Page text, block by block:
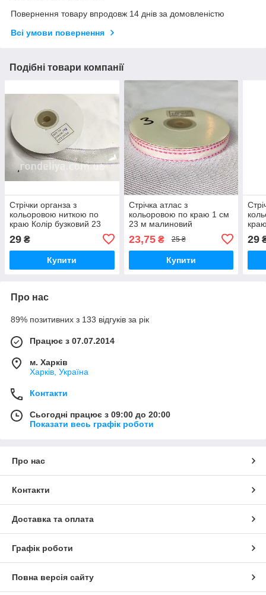
Повернення товару впродовж 14 днів за домовленістю
Всі умови повернення
Подібні товари компанії
Стрічки органза з
кольоровою ниткою по
краю Колір бузковий 23
29 ₴
Купити
Стрічка атлас з
кольоровою по краю 1 см
23 м малиновий
23,75₴ 25 ₴
Купити
29
Про нас
89% позитивних з 133 відгуків за рік
Працює з 07.07.2014
м. Харків
Харків, Україна
Контакти
Сьогодні працює з 09:00 до 20:00
Показати весь графік роботи
Про нас
Контакти
Доставка та оплата
Графік роботи
Повна версія сайту